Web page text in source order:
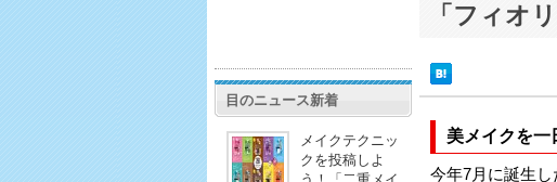
目のニュース新着
メイクテクニッ
クを投稿しよ
「フィオ
美メイクを一
今年7月に誕生